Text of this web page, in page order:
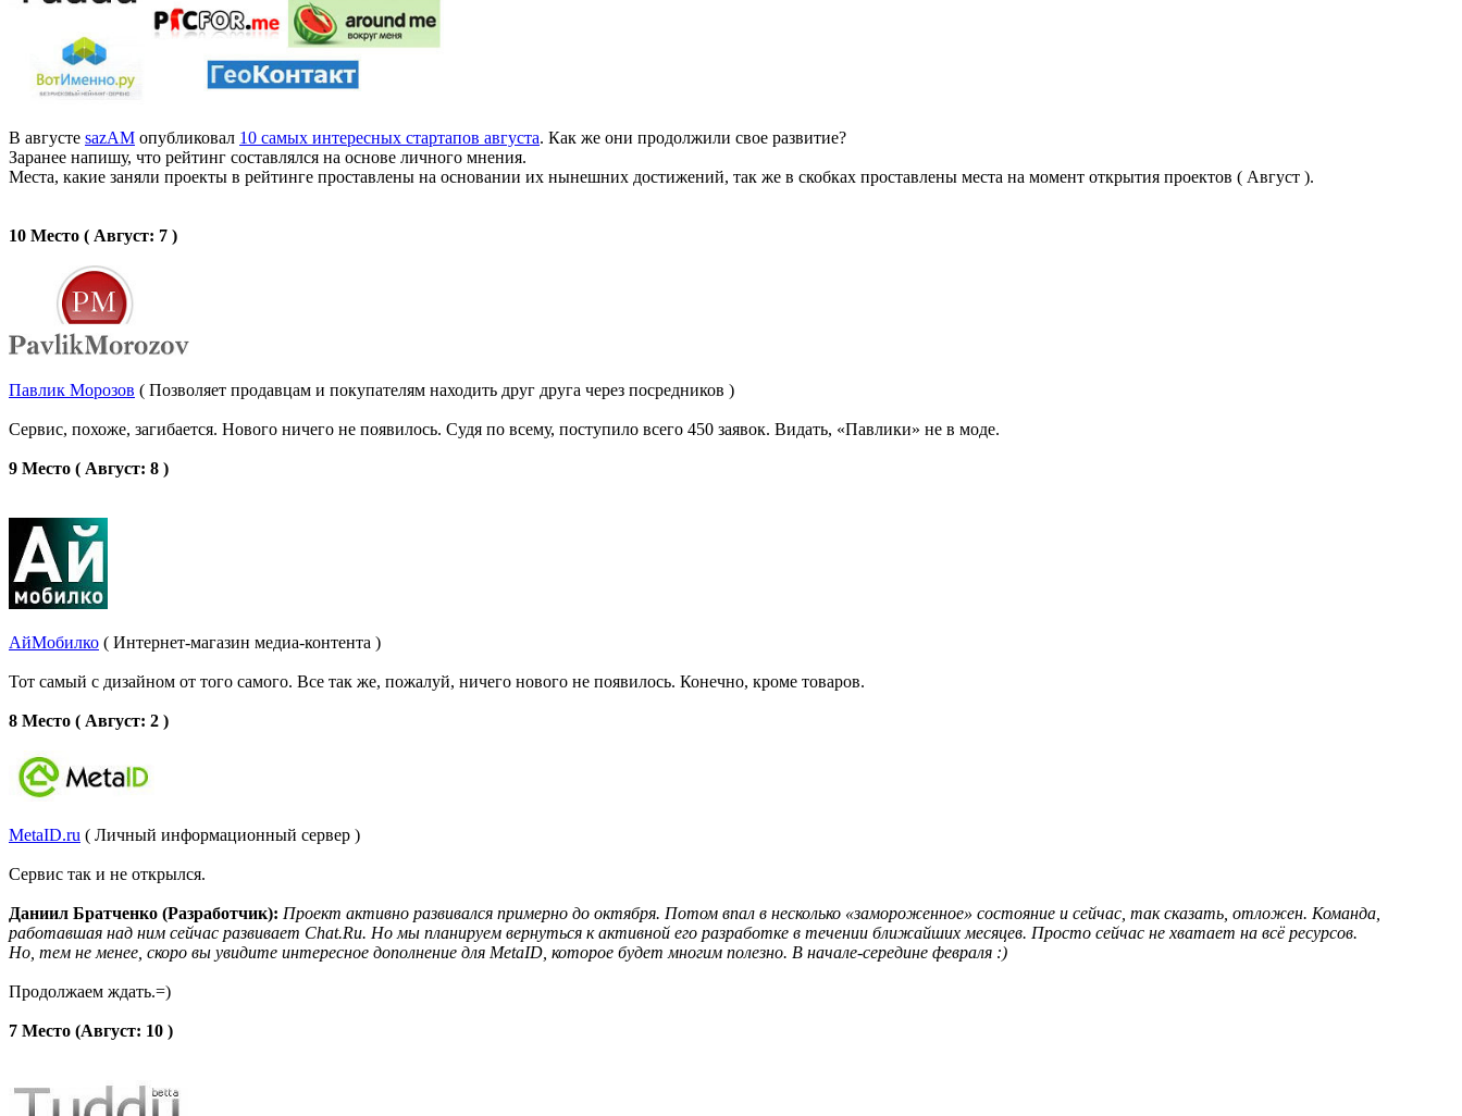
В августе sazAM опубликовал 10 самых интересных стартапов августа. Как же они продолжили свое развитие?
Заранее напишу, что рейтинг составлялся на основе личного мнения.
Места, какие заняли проекты в рейтинге проставлены на основании их нынешних достижений, так же в скобках проставлены места на момент открытия проектов ( Август ).
10 Место ( Август: 7 )
Павлик Морозов ( Позволяет продавцам и покупателям находить друг друга через посредников )
Сервис, похоже, загибается. Нового ничего не появилось. Судя по всему, поступило всего 450 заявок. Видать, «Павлики» не в моде.
9 Место ( Август: 8 )
АйМобилко ( Интернет-магазин медиа-контента )
Тот самый с дизайном от того самого. Все так же, пожалуй, ничего нового не появилось. Конечно, кроме товаров.
8 Место ( Август: 2 )
MetaID.ru ( Личный информационный сервер )
Сервис так и не открылся.
Даниил Братченко (Разработчик): Проект активно развивался примерно до октября. Потом впал в несколько «замороженное» состояние и сейчас, так сказать, отложен. Команда,
работавшая над ним сейчас развивает Chat.Ru. Но мы планируем вернуться к активной его разработке в течении ближайших месяцев. Просто сейчас не хватает на всё ресурсов.
Но, тем не менее, скоро вы увидите интересное дополнение для MetaID, которое будет многим полезно. В начале-середине февраля :)
Продолжаем ждать.=)
7 Место (Август: 10 )